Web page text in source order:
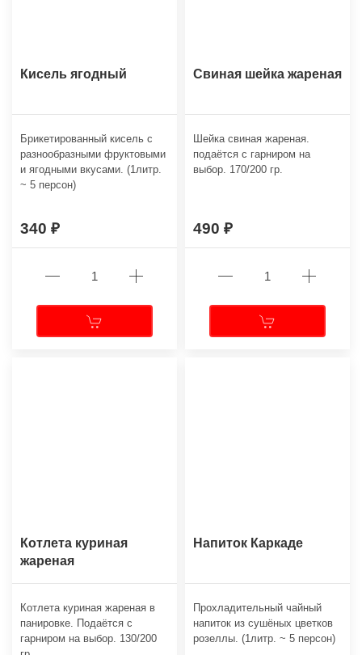
Кисель ягодный
Брикетированный кисель с
разнообразными фруктовыми
и ягодными вкусами. (1литр.
~ 5 персон)
340
Свиная шейка жареная
Шейка свиная жареная.
подаётся с гарниром на
выбор. 170/200 гр.
490
Котлета куриная
жареная
Котлета куриная жареная в
панировке. Подаётся с
гарниром на выбор. 130/200
Напиток Каркаде
Прохладительный чайный
напиток из сушёных цветков
розеллы. (1литр. ~ 5 персон)